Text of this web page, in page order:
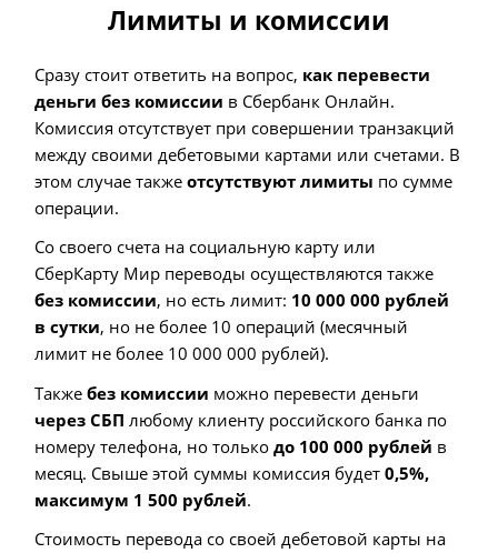
Лимиты и комиссии
Сразу стоит ответить на вопрос, как перевести
деньги без комиссии в Сбербанк Онлайн.
Комиссия отсутствует при совершении транзакций
между своими дебетовыми картами или счетами. В
этом случае также отсутствуют лимиты по сумме
операции.
Со своего счета на социальную карту или
СберКарту Мир переводы осуществляются также
без комиссии, но есть лимит: 10 000 000 рублей
в сутки, но не более 10 операций (месячный
лимит не более 10 000 000 рублей).
Такжебез комиссии можно перевести деньги
через СБП любому клиенту российского банка по
номеру телефона, но толькодо 100 000 рублей в
месяц. Свыше этой суммы комиссия будет0,5%,
максимум 1 500 рублей.
Стоимость перевода со своей дебетовой карты на